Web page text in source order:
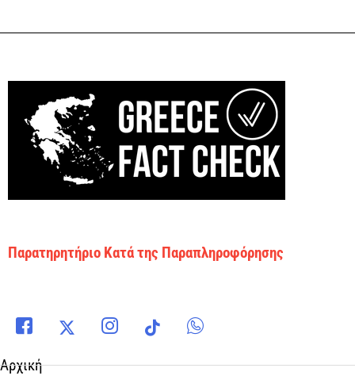
Παρατηρητήριο Κατά της Παραπληροφόρησης
Αρχική